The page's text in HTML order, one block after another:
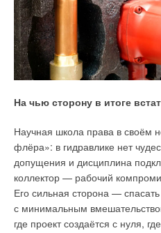
На чью сторону в итоге
Научная школа права в своём
флёра»: в гидравлике нет
допущения и дисциплина
коллектор — рабочий
Его сильная сторона —
с минимальным
где проект создаётся с нуля,
№190-ФЗ.
О требованиях к схемам
утверждения (с изм. и доп.):
22.02.2012 №154.
Денисенко В.В., Карипова
нейронные сети и их
2. С. 18–20.
Молодюк В.В.,
Мультиагентное
с активными потребителями
энергии // Энергетик, 2022.